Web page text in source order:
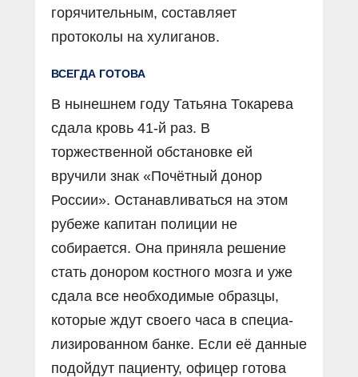
горячительным, составляет
протоколы на хулиганов.
ВСЕГДА ГОТОВА
В нынешнем году Татьяна Токарева
сдала кровь 41-й раз. В
торжественной обстановке ей
вручили знак «Почётный донор
России». Останавливаться на этом
рубеже капитан полиции не
собирается. Она приняла решение
стать донором костного мозга и уже
сдала все необходимые образцы,
которые ждут своего часа в специа­
лизированном банке. Если её данные
подойдут пациенту, офицер готова